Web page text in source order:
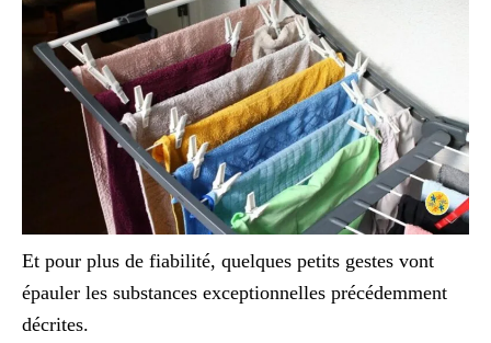
Et pour plus de fiabilité, quelques petits gestes vont
épauler les substances exceptionnelles précédemment
décrites.